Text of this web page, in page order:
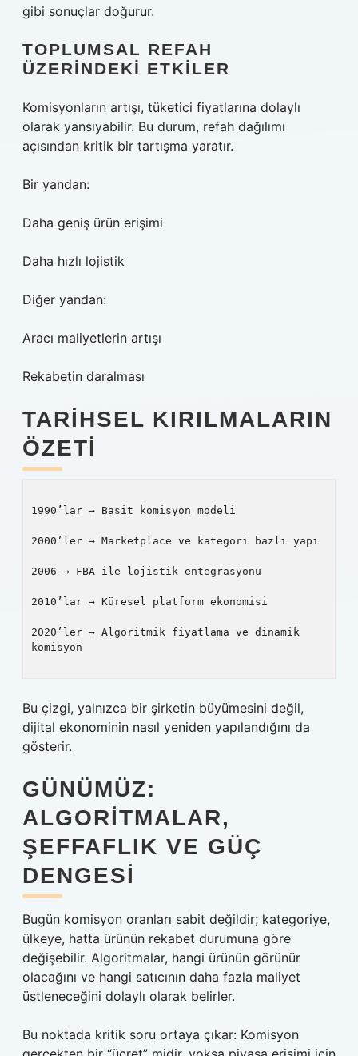
gibi sonuçlar doğurur.
TOPLUMSAL REFAH
ÜZERINDEKI ETKILER
Komisyonların artışı, tüketici fiyatlarına dolaylı
olarak yansıyabilir. Bu durum, refah dağılımı
açısından kritik bir tartışma yaratır.
Bir yandan:
Daha geniş ürün erişimi
Daha hızlı lojistik
Diğer yandan:
Aracı maliyetlerin artışı
Rekabetin daralması
TARIHSEL KIRILMALARIN
ÖZETI
1990’lar → Basit komisyon modeli
2000’ler → Marketplace ve kategori bazlı yapı
2006 → FBA ile lojistik entegrasyonu
2010’lar → Küresel platform ekonomisi
2020’ler → Algoritmik fiyatlama ve dinamik
komisyon
Bu çizgi, yalnızca bir şirketin büyümesini değil,
dijital ekonominin nasıl yeniden yapılandığını da
gösterir.
GÜNÜMÜZ:
ALGORITMALAR,
ŞEFFAFLIK VE GÜÇ
DENGESI
Bugün komisyon oranları sabit değildir; kategoriye,
ülkeye, hatta ürünün rekabet durumuna göre
değişebilir. Algoritmalar, hangi ürünün görünür
olacağını ve hangi satıcının daha fazla maliyet
üstleneceğini dolaylı olarak belirler.
Bu noktada kritik soru ortaya çıkar: Komisyon